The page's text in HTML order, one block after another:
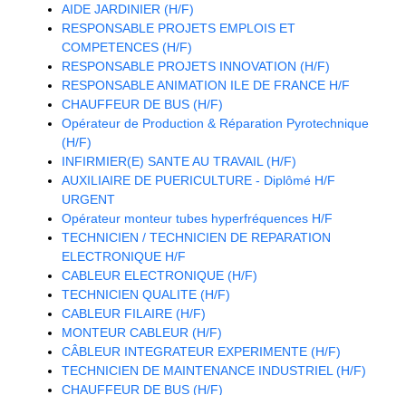
AIDE JARDINIER (H/F)
RESPONSABLE PROJETS EMPLOIS ET
COMPETENCES (H/F)
RESPONSABLE PROJETS INNOVATION (H/F)
RESPONSABLE ANIMATION ILE DE FRANCE H/F
CHAUFFEUR DE BUS (H/F)
Opérateur de Production & Réparation Pyrotechnique
(H/F)
INFIRMIER(E) SANTE AU TRAVAIL (H/F)
AUXILIAIRE DE PUERICULTURE - Diplômé H/F
URGENT
Opérateur monteur tubes hyperfréquences H/F
TECHNICIEN / TECHNICIEN DE REPARATION
ELECTRONIQUE H/F
CABLEUR ELECTRONIQUE (H/F)
TECHNICIEN QUALITE (H/F)
CABLEUR FILAIRE (H/F)
MONTEUR CABLEUR (H/F)
CÂBLEUR INTEGRATEUR EXPERIMENTE (H/F)
TECHNICIEN DE MAINTENANCE INDUSTRIEL (H/F)
CHAUFFEUR DE BUS (H/F)